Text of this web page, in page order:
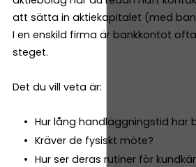
att sätta in aktiekapitalet (med
I en enskild firma är bankkontot
steget.
Det du vill veta är:
Hur lång handläggningstid har
Kräver de fysiskt möte?
Hur ser deras rutiner för